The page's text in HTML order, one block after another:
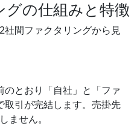
の仕組みと特徴
社間ファクタリングから見
とおり「自社」と「ファ
取引が完結します。売掛先
ません。